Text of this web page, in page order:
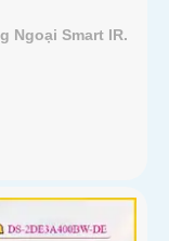
Ngoại Smart IR.